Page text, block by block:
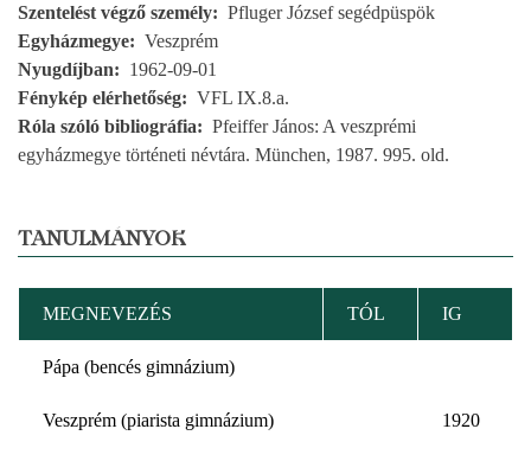
Szentelést végző személy
Pfluger József segédpüspök
Egyházmegye
Veszprém
Nyugdíjban
1962-09-01
Fénykép elérhetőség
VFL IX.8.a.
Róla szóló bibliográfia
Pfeiffer János: A veszprémi
egyházmegye történeti névtára. München, 1987. 995. old.
TANULMÁNYOK
MEGNEVEZÉS TÓL IG
Pápa (bencés gimnázium)
Veszprém (piarista gimnázium) 1920